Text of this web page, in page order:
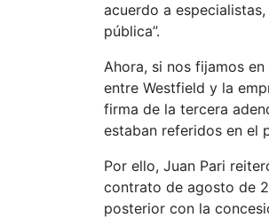
acuerdo a especialistas,
pública”.
Ahora, si nos fijamos
entre Westfield y la
firma de la tercera
estaban referidos en el
Por ello, Juan Pari
contrato de agosto de
posterior con la